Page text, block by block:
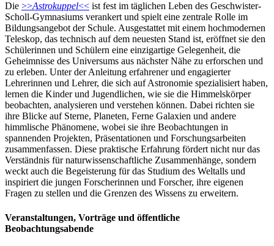
Die >>Astrokuppel<< ist fest im täglichen Leben des Geschwister-
Scholl-Gymnasiums verankert und spielt eine zentrale Rolle im
Bildungsangebot der Schule. Ausgestattet mit einem hochmodernen
Teleskop, das technisch auf dem neuesten Stand ist, eröffnet sie den
Schülerinnen und Schülern eine einzigartige Gelegenheit, die
Geheimnisse des Universums aus nächster Nähe zu erforschen und
zu erleben. Unter der Anleitung erfahrener und engagierter
Lehrerinnen und Lehrer, die sich auf Astronomie spezialisiert haben,
lernen die Kinder und Jugendlichen, wie sie die Himmelskörper
beobachten, analysieren und verstehen können. Dabei richten sie
ihre Blicke auf Sterne, Planeten, Ferne Galaxien und andere
himmlische Phänomene, wobei sie ihre Beobachtungen in
spannenden Projekten, Präsentationen und Forschungsarbeiten
zusammenfassen. Diese praktische Erfahrung fördert nicht nur das
Verständnis für naturwissenschaftliche Zusammenhänge, sondern
weckt auch die Begeisterung für das Studium des Weltalls und
inspiriert die jungen Forscherinnen und Forscher, ihre eigenen
Fragen zu stellen und die Grenzen des Wissens zu erweitern.
Veranstaltungen, Vorträge und öffentliche
Beobachtungsabende